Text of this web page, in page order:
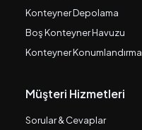
Konteyner Depolama
Boş Konteyner Havuzu
Konteyner Konumlandırma
Müşteri Hizmetleri
Sorular & Cevaplar